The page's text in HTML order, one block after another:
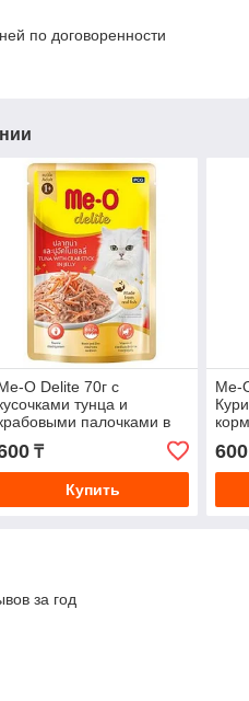
по договоренности
O Delite 70г с
тунца и
палочками в
желе Пауч для кошек
корм
₸
Купить
Me-
600
за год